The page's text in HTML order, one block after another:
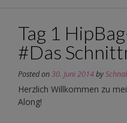
Tag 1
#Das
Posted on30. Juni 2014by
Herzlich Willkommen zu
Along!